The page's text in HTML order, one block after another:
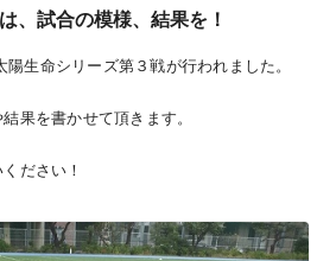
、試合の模様、結果を！
生命シリーズ第３戦が行われました。
果を書かせて頂きます。
ださい！